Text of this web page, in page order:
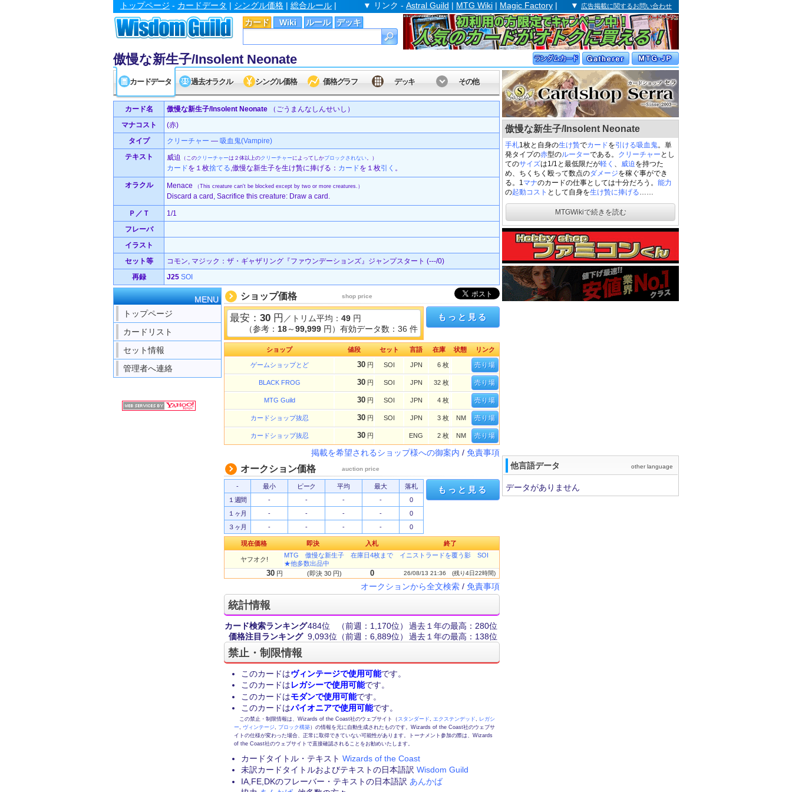
カード Wiki ルール デッキ
トップページ - カードデータ | シングル価格 | 総合ルール | ▼ リンク - Astral Guild | MTG Wiki | Magic Factory | ▼ 広告掲載に関するお問い合わせ
傲慢な新生子/Insolent Neonate
傲慢な新生子/Insolent Neonate
手札1枚と自身の生け贄でカードを引ける吸血鬼。単
発タイプの赤型のルーターである。 クリーチャー とし
てのサイズは1/1と最低限だが軽く 、 威迫 を持つた
め、ちくちく殴って数点のダメージを稼ぐ事ができ
る。1マナのカードの仕事としては十分だろう。 能力
の起動コスト として自身を生け贄に捧げる……
MTGWikiで続きを読む
他言語データ other language
データがありません
カードデータ 過去オラクル シングル価格 価格グラフ デッキ その他
カード名 傲慢な新生子/Insolent Neonate （ごうまんなしんせいし）
マナコスト
(赤)
タイプ
クリーチャー — 吸血鬼(Vampire)
テキスト
威迫 （このクリーチャーは２体以上のクリーチャーによってしかブロックされない。）
カードを１枚捨てる,傲慢な新生子を生け贄に捧げる： カードを１枚引く 。
オラクル Menace （This creature can't be blocked except by two or more creatures.）
Discard a card, Sacrifice this creature: Draw a card.
Ｐ／Ｔ
1/1
フレーバ
イラスト
セット等
コモン, マジック：ザ・ギャザリング『ファウンデーションズ』ジャンプスタート (---/0)
再録
J25 SOI
MENU
トップページ
カードリスト
セット情報
管理者へ連絡
ショップ価格 shop price
最安： 30 円 ／トリム平均： 49 円
（参考： 18～99,999 円）有効データ数：36 件
もっと見る
ショップ 値段 セット 言語 在庫 状態 リンク
ゲームショップとど 30 円 SOI JPN 6 枚 売り場
BLACK FROG 30 円 SOI JPN 32 枚 売り場
MTG Guild 30 円 SOI JPN 4 枚 売り場
カードショップ抜忍 30 円 SOI JPN 3 枚 NM 売り場
カードショップ抜忍 30 円 ENG 2 枚 NM 売り場
掲載を希望されるショップ様への御案内 / 免責事項
オークション価格 auction price
- 最小 ピーク 平均 最大
落札
１週間
- - - -
0
１ヶ月
- - - -
0
３ヶ月
- - - - 0
もっと見る
現在価格 即決 入札 終了
ヤフオク!
MTG 傲慢な新生子 在庫日4枚まで イニストラードを覆う影 SOI
★他多数出品中
30 円 (即決 30 円) 0 26/08/13 21:36 (残り4日22時間)
オークションから全文検索 / 免責事項
統計情報
カード検索ランキング484位 （前週：1,170位）
過去１年の最高：280位
価格注目ランキング 9,093位 （前週：6,889位） 過去１年の最高：138位
禁止・制限情報
このカードはヴィンテージで使用可能です。
このカードはレガシーで使用可能です。
このカードはモダンで使用可能です。
このカードはパイオニアで使用可能です。
この禁止・制限情報は、Wizards of the Coast社のウェブサイト（ スタンダード エクステンデッド
レガシ
ー
ヴィンテージ ブロック構築）の情報を元に自動生成されたものです。Wizards of the Coast社のウェブサ
イトの仕様が変わった場合、正常に取得できていない可能性があります。トーナメント参加の際は、Wizards
of the Coast社のウェブサイトで直接確認されることをお勧めいたします。
カードタイトル・テキスト Wizards of the Coast
未訳カードタイトルおよびテキストの日本語訳 Wisdom Guild
IA,FE,DKのフレーバー・テキストの日本語訳 あんかば